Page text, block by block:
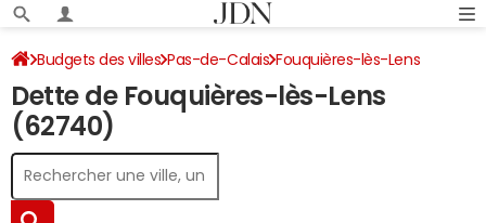
Budgets des villes Pas-de-Calais Fouquières-lès-Lens
Dette au 31/12/2024
Dette de Fouquières-lès-Lens
(62740)